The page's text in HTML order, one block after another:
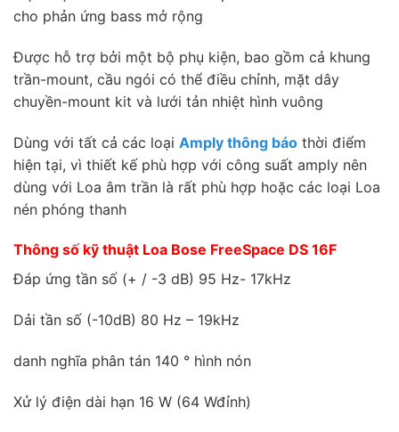
cho phản ứng bass mở rộng
Được hỗ trợ bởi một bộ phụ kiện, bao gồm cả khung
trần-mount, cầu ngói có thể điều chỉnh, mặt dây
chuyền-mount kit và lưới tản nhiệt hình vuông
Dùng với tất cả các loại Amply thông báo thời điểm
hiện tại, vì thiết kế phù hợp với công suất amply nên
dùng với Loa âm trần là rất phù hợp hoặc các loại Loa
nén phóng thanh
Thông số kỹ thuật Loa Bose FreeSpace DS 16F
Đáp ứng tần số (+ / -3 dB) 95 Hz- 17kHz
Dải tần số (-10dB) 80 Hz – 19kHz
danh nghĩa phân tán 140 ° hình nón
Xử lý điện dài hạn 16 W (64 Wđỉnh)